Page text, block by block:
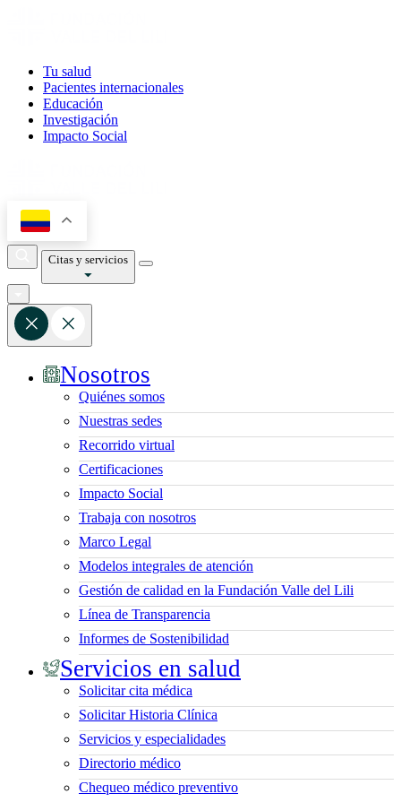
Tu salud
Pacientes internacionales
Educación
Investigación
Impacto Social
Citas y servicios
Nosotros
Quiénes somos
Nuestras sedes
Recorrido virtual
Certificaciones
Impacto Social
Trabaja con nosotros
Marco Legal
Modelos integrales de atención
Gestión de calidad en la Fundación Valle del Lili
Línea de Transparencia
Informes de Sostenibilidad
Servicios en salud
Solicitar cita médica
Solicitar Historia Clínica
Servicios y especialidades
Directorio médico
Chequeo médico preventivo